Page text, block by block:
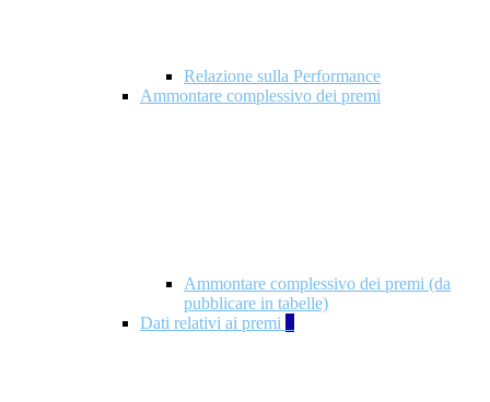
Relazione sulla Performance
Ammontare complessivo dei premi
Ammontare complessivo dei premi (da
pubblicare in tabelle)
Dati relativi ai premi 5